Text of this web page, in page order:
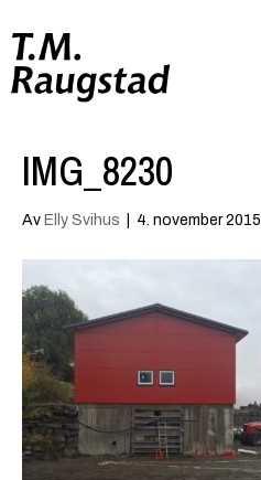
IMG_8230
Av Elly Svihus 4. november 2015